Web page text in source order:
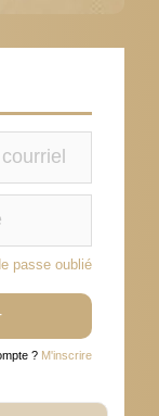
passe oublié
? M'inscrire